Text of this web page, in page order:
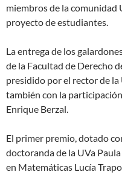
miembros de la comunidad
proyecto de estudiantes.
La entrega de los
de la Facultad de Derecho
presidido por el rector de
también con la
Enrique Berzal.
El primer premio, dotado
doctoranda de la UVa
en Matemáticas Lucía